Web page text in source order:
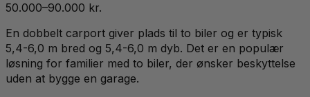
50.000–90.000 kr.
En dobbelt carport giver plads til to biler og er typisk
5,4-6,0 m bred og 5,4-6,0 m dyb. Det er en populær
løsning for familier med to biler, der ønsker beskyttelse
uden at bygge en garage.